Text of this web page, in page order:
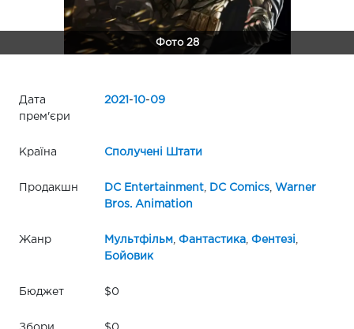
Фото 28
Дата
прем'єри
2021 -10-09
Країна Сполучені Штати
Продакшн DC Entertainment, DC Comics,
Warner
Bros. Animation
Жанр Мультфільм, Фантастика, Фентезі
Бойовик
Бюджет $0